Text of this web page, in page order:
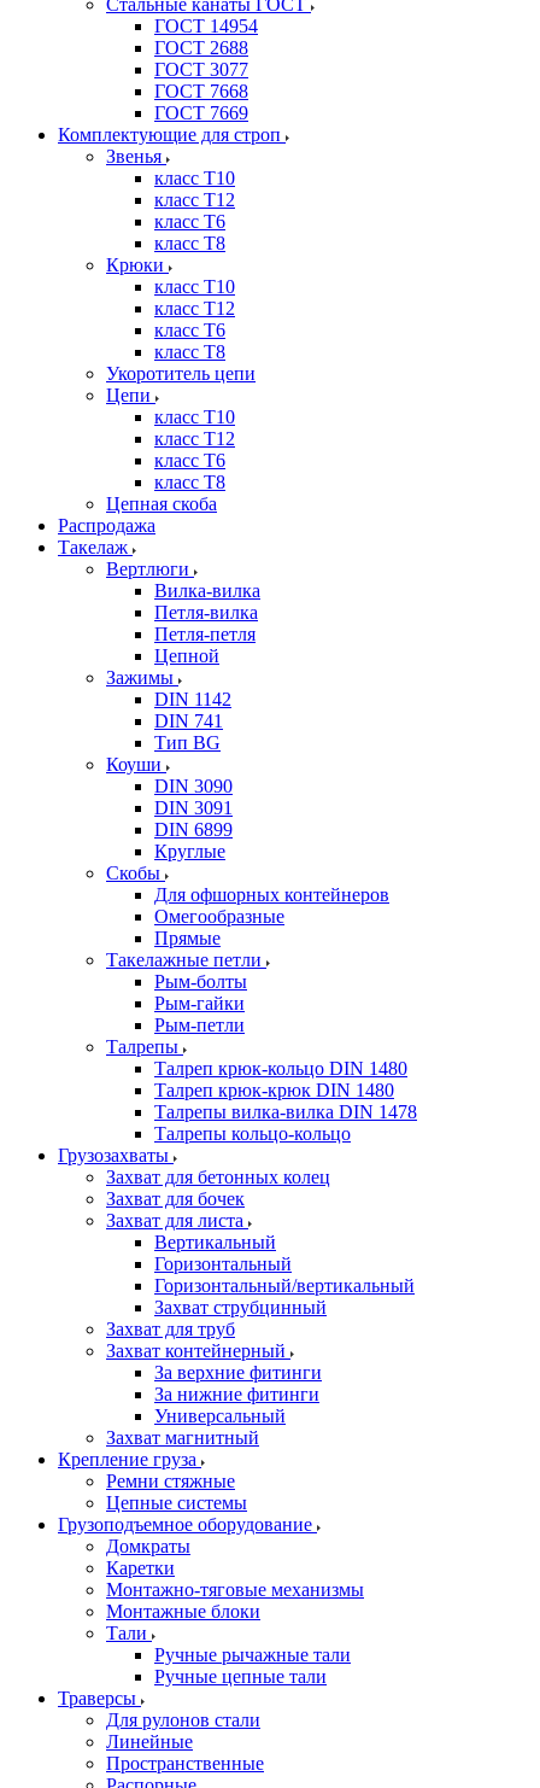
Стальные канаты ГОСТ
ГОСТ 14954
ГОСТ 2688
ГОСТ 3077
ГОСТ 7668
ГОСТ 7669
Комплектующие для строп
Звенья
класс Т10
класс Т12
класс Т6
класс Т8
Крюки
класс Т10
класс Т12
класс Т6
класс Т8
Укоротитель цепи
Цепи
класс Т10
класс Т12
класс Т6
класс Т8
Цепная скоба
Распродажа
Такелаж
Вертлюги
Вилка-вилка
Петля-вилка
Петля-петля
Цепной
Зажимы
DIN 1142
DIN 741
Тип BG
Коуши
DIN 3090
DIN 3091
DIN 6899
Круглые
Скобы
Для офшорных контейнеров
Омегообразные
Прямые
Такелажные петли
Рым-болты
Рым-гайки
Рым-петли
Талрепы
Талреп крюк-кольцо DIN 1480
Талреп крюк-крюк DIN 1480
Талрепы вилка-вилка DIN 1478
Талрепы кольцо-кольцо
Грузозахваты
Захват для бетонных колец
Захват для бочек
Захват для листа
Вертикальный
Горизонтальный
Горизонтальный/вертикальный
Захват струбцинный
Захват для труб
Захват контейнерный
За верхние фитинги
За нижние фитинги
Универсальный
Захват магнитный
Крепление груза
Ремни стяжные
Цепные системы
Грузоподъемное оборудование
Домкраты
Каретки
Монтажно-тяговые механизмы
Монтажные блоки
Тали
Ручные рычажные тали
Ручные цепные тали
Траверсы
Для рулонов стали
Линейные
Пространственные